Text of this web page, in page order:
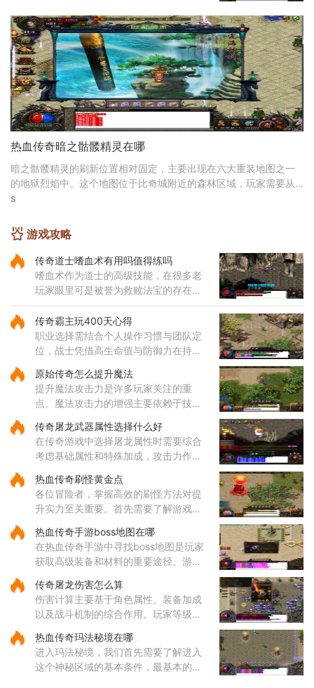
个部位都有其独特的属性加成，需要根
据职业特性进行合理搭配。配
热血传奇暗之骷髅精灵在哪
暗之骷髅精灵的刷新位置相对固定，主要出现在六大重装地图之一
的地狱烈焰中。这个地图位于比奇城附近的森林区域，玩家需要从
比奇城出发，经过特定的路线才能到达。地狱烈焰地
s
游戏攻略
传奇道士嗜血术有用吗值得练吗
嗜血术作为道士的高级技能，在很多老
玩家眼里可是被誉为救赎法宝的存在。
这个技能不仅伤害可观，还带有独特的
吸血效果，能够在攻击敌人的同时为自
身恢复体力，大大提升了道士
传奇霸主玩400天心得
职业选择需结合个人操作习惯与团队定
位，战士凭借高生命值与防御力在持久
备高爆发特性，道士的召唤兽在继承元
婴属性后能显著提升战斗效率
原始传奇怎么提升魔法
提升魔法攻击力是许多玩家关注的重
点。魔法攻击力的增强主要依赖于技能
电术是一个核心输出技能，能够对远距
离目标造成高额伤害，因此在技
传奇屠龙武器属性选择什么好
在传奇游戏中选择屠龙属性时需要综合
考虑基础属性和特殊加成，攻击力作为
关注，它能有效提升玩家对战各类敌人
的效率。屠龙武器普遍具备较
热血传奇刷怪黄金点
各位冒险者，掌握高效的刷怪方法对提
升实力至关重要。首先需要了解游戏中
地是经验丰富的玩家经常光顾的场所，
这些地方的怪物刷新频率较高
热血传奇手游boss地图在哪
在热血传奇手游中寻找boss地图是玩家
获取高级装备和材料的重要途径。游戏
要包括矿洞、沃玛寺庙、祖玛寺庙、石
墓等地。矿洞分为不同层次，每层
传奇屠龙伤害怎么算
伤害计算主要基于角色属性、装备加成
以及战斗机制的综合作用。玩家等级和
础攻击力和技能伤害，提升等级和增加
主属性点是提高伤害的基础途
热血传奇玛法秘境在哪
进入玛法秘境，我们首先需要了解进入
这个神秘区域的基本条件，最基本的就